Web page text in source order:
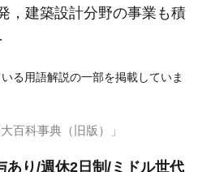
，建築設計分野の事業も積
る用語解説の一部を掲載していま
百科事典（旧版）」
あり/週休2日制/ミドル世代